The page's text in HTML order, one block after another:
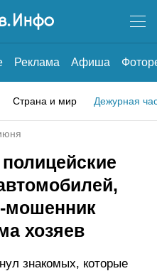
Реклама Афиша
Страна и мир Дежурная
мошенник
хозяев
знакомых, которые